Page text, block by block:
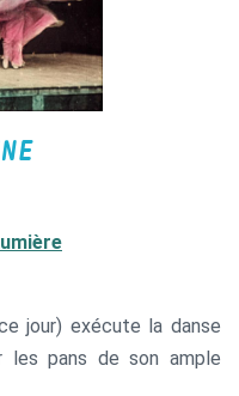
jour) exécute la danse
les pans de son ample